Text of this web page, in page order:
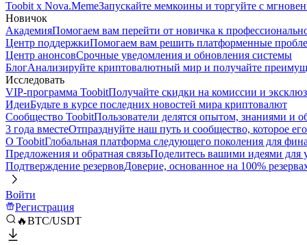
Toobit x Nova.MemeЗапускайте мемкоины и торгуйте с
Новичок
АкадемияПомогаем вам перейти от новичка к
Центр поддержкиПомогаем вам решить платформенные
Центр анонсовСрочные уведомления и обновления системы
БлогАнализируйте криптовалютный мир и получайте
Исследовать
VIP-программа ToobitПолучайте скидки на комиссии и
ИдеиБудьте в курсе последних новостей мира криптовалют
Сообщество ToobitПользователи делятся опытом, знаниями и
3 года вместеОтпразднуйте наш путь и сообщество, которое
О ToobitГлобальная платформа следующего поколения для
Предложения и обратная связьПоделитесь вашими идеями для
Подтверждение резервовДоверие, основанное на 100%
Войти
Регистрация
🔥BTC/USDT